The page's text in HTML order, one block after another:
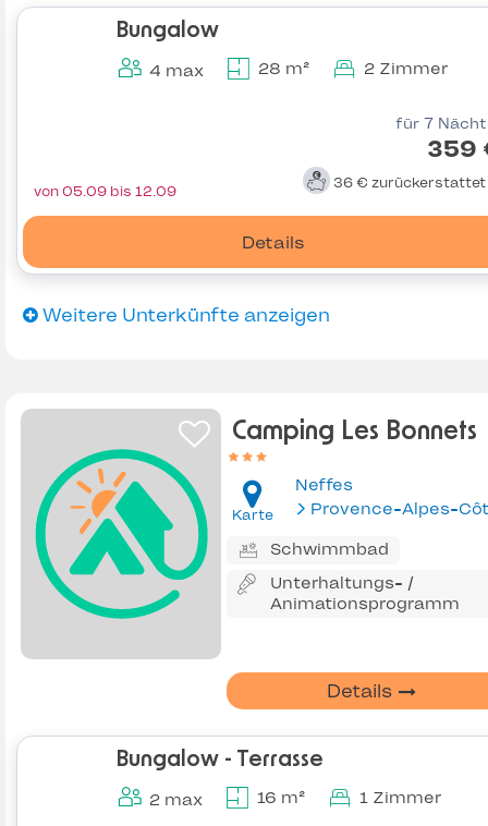
Bungalow
4 max 28 m² 2 Zimmer
für 7
359
36 € zurückerstattet
Details
von 05.09 bis 12.09
Weitere Unterkünfte anzeigen
Camping Les Bonnets
Karte
Neffes
Schwimmbad
Unterhaltungs- /
Animationsprogramm
Details
Bungalow - Terrasse
2 max 16 m² 1 Zimmer